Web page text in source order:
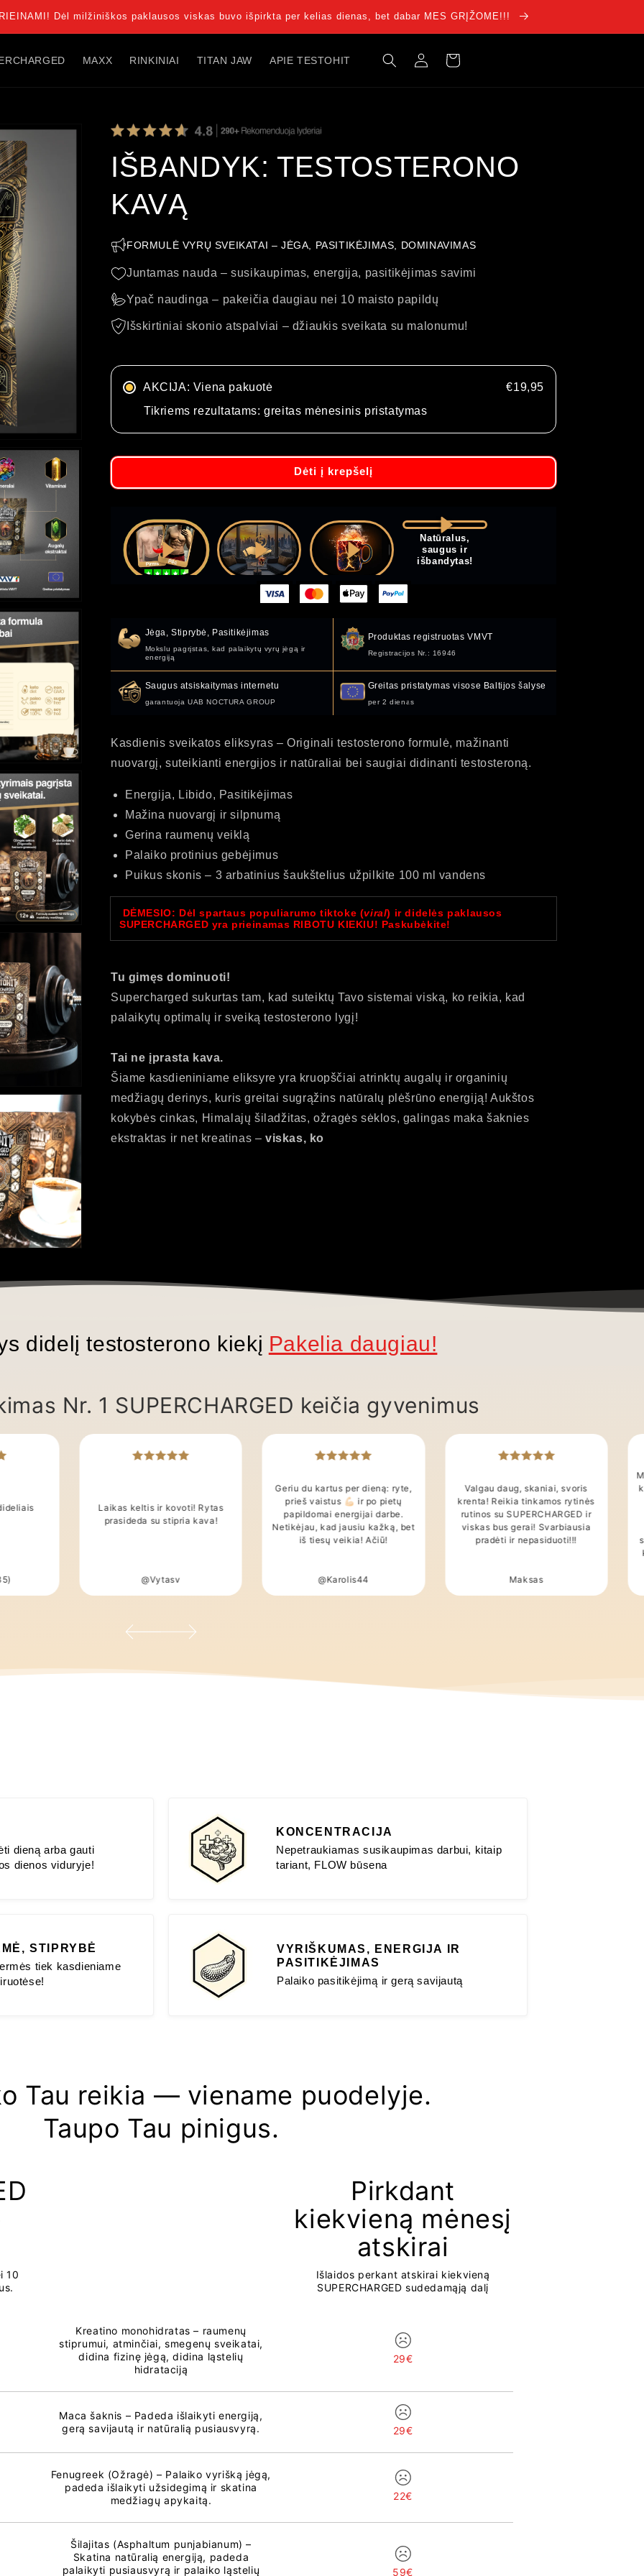
Dėl milžiniškos paklausos viskas buvo išpirkta per kelias dienas, bet dabar MES GRĮŽOME!!!
MAXX RINKINIAI TITAN JAW APIE TESTOHIT Prisijunkti
krepšelis
Atidarykite
turinį
3
galerijoje
Atidarykite
turinį
galerijoje
Atidarykite
turinį
7
galerijoje
Atidarykite
turinį
9
galerijoje
Atidarykite
turinį
11
galerijoje
IŠBANDYK: TESTOSTERONO
KAVĄ
FORMULĖ VYRŲ SVEIKATAI – JĖGA, PASITIKĖJIMAS, DOMINAVIMAS
Juntamas nauda – susikaupimas, energija, pasitikėjimas savimi
Ypač naudinga – pakeičia daugiau nei 10 maisto papildų
Išskirtiniai skonio atspalviai – džiaukis sveikata su malonumu!
AKCIJA: Viena pakuotė
€19,95
Tikriems rezultatams: greitas mėnesinis pristatymas
Dėti į krepšelį
Sutaupyk! Kaip naudoti?
Natūralus,
saugus ir
išbandytas!
Jėga, Stiprybė, Pasitikėjimas
Mokslu pagrįstas, kad palaikytų vyrų jėgą ir
energiją
Produktas registruotas VMVT
Registracijos Nr.: 16946
Saugus atsiskaitymas internetu
garantuoja UAB NOCTURA GROUP
Greitas pristatymas visose Baltijos šalyse
per 2 dienas
Kasdienis sveikatos eliksyras – Originali testosterono formulė, mažinanti
nuovargį, suteikianti energijos ir natūraliai bei saugiai didinanti testosteroną.
Energija, Libido, Pasitikėjimas
Mažina nuovargį ir silpnumą
Gerina raumenų veiklą
Palaiko protinius gebėjimus
Puikus skonis – 3 arbatinius šaukštelius užpilkite 100 ml vandens
DĖMESIO: Dėl spartaus populiarumo tiktoke (viral) ir didelės paklausos
SUPERCHARGED yra prieinamas RIBOTU KIEKIU! Paskubėkite!
Tu gimęs dominuoti!
Supercharged sukurtas tam, kad suteiktų Tavo sistemai viską, ko reikia, kad
palaikytų optimalų ir sveiką testosterono lygį!
Tai ne įprasta kava.
Šiame kasdieniniame eliksyre yra kruopščiai atrinktų augalų ir organinių
medžiagų derinys, kuris greitai sugrąžins natūralų plėšrūno energiją! Aukštos
kokybės cinkas, Himalajų šiladžitas, ožragės sėklos, galingas maka šaknies
ekstraktas ir net kreatinas – viskas, ko
turintys didelį testosterono kiekį
Nr. 1 SUPERCHARGED keičia gyvenimus
Laikas keltis ir kovoti! Rytas
prasideda su stipria kava!
@Vytasv
Geriu du kartus per dieną: ryte,
prieš vaistus 💪🏻 ir po pietų
papildomai energijai darbe.
Netikėjau, kad jausiu kažką, bet
iš tiesų veikia! Ačiū!
@Karolis44
Valgau daug, skaniai, svoris
krenta! Reikia tinkamos rytinės
rutinos su SUPERCHARGED ir
viskas bus gerai! Svarbiausia
pradėti ir nepasiduoti!!!
Maksas
dieną arba gauti
dienos viduryje!
KONCENTRACIJA
Nepetraukiamas susikaupimas darbui, kitaip
tariant, FLOW būsena
STIPRYBĖ
tiek kasdieniame
VYRIŠKUMAS, ENERGIJA IR
PASITIKĖJIMAS
Palaiko pasitikėjimą ir gerą savijautą
Tau reikia — viename puodelyje.
Taupo Tau pinigus.
10
Pirkdant
kiekvieną mėnesį
atskirai
Išlaidos perkant atskirai kiekvieną
SUPERCHARGED sudedamąją dalį
Kreatino monohidratas – raumenų
stiprumui, atminčiai, smegenų sveikatai,
didina fizinę jėgą, didina ląstelių
hidrataciją
29€
Maca šaknis – Padeda išlaikyti energiją,
gerą savijautą ir natūralią pusiausvyrą.
29€
Fenugreek (Ožragė) – Palaiko vyrišką jėgą,
padeda išlaikyti užsidegimą ir skatina
medžiagų apykaitą.
22€
Šilajitas (Asphaltum punjabianum) –
Skatina natūralią energiją, padeda
palaikyti pusiausvyrą ir palaiko ląstelių
59€